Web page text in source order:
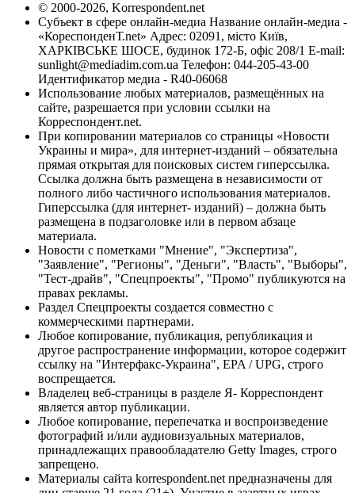
© 2000-2026, Korrespondent.net
Субъект в сфере онлайн-медиа Название онлайн-медиа -
«КореспонденТ.net» Адрес: 02091, місто Київ,
ХАРКІВСЬКЕ ШОСЕ, будинок 172-Б, офіс 208/1 E-mail:
sunlight@mediadim.com.ua Телефон: 044-205-43-00
Идентификатор медиа - R40-06068
Использование любых материалов, размещённых на
сайте, разрешается при условии ссылки на
Корреспондент.net.
При копировании материалов со страницы «Новости
Украины и мира», для интернет-изданий – обязательна
прямая открытая для поисковых систем гиперссылка.
Ссылка должна быть размещена в независимости от
полного либо частичного использования материалов.
Гиперссылка (для интернет- изданий) – должна быть
размещена в подзаголовке или в первом абзаце
материала.
Новости с пометками "Мнение", "Экспертиза",
"Заявление", "Регионы", "Деньги", "Власть", "Выборы",
"Тест-драйв", "Спецпроекты", "Промо" публикуются на
правах рекламы.
Раздел Спецпроекты создается совместно с
коммерческими партнерами.
Любое копирование, публикация, републикация и
другое распространение информации, которое содержит
ссылку на "Интерфакс-Украина", EPA / UPG, строго
воспрещается.
Владелец веб-страницы в разделе Я- Корреспондент
является автор публикации.
Любое копирование, перепечатка и воспроизведение
фотографий и/или аудиовизуальных материалов,
принадлежащих правообладателю Getty Images, строго
запрещено.
Материалы сайта korrespondent.net предназначены для